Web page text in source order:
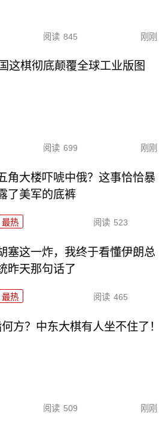
阅读 845 刚刚
这棋彻底颠覆全球工业版图
阅读 699 刚刚
角大楼吓唬中俄？这事恰恰暴
了美军的底裤
最热 阅读 523
塞这一炸，我终于看懂伊朗总
昨天那句话了
最热 阅读 465
方？中东大棋有人坐不住了！
阅读 509 刚刚